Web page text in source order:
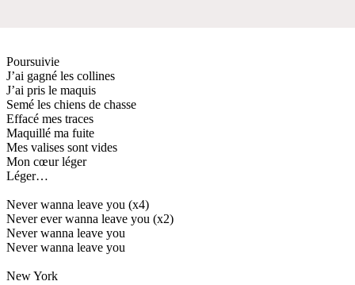
Poursuivie
J’ai gagné les collines
J’ai pris le maquis
Semé les chiens de chasse
Effacé mes traces
Maquillé ma fuite
Mes valises sont vides
Mon cœur léger
Léger…
Never wanna leave you (x4)
Never ever wanna leave you (x2)
Never wanna leave you
Never wanna leave you
New York